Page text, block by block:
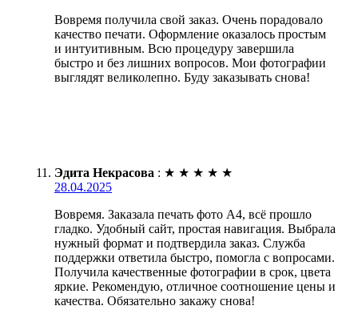
Вовремя получила свой заказ. Очень порадовало
качество печати. Оформление оказалось простым
и интуитивным. Всю процедуру завершила
быстро и без лишних вопросов. Мои фотографии
выглядят великолепно. Буду заказывать снова!
Эдита Некрасова : ★ ★ ★ ★ ★
28.04.2025
Вовремя. Заказала печать фото А4, всё прошло
гладко. Удобный сайт, простая навигация. Выбрала
нужный формат и подтвердила заказ. Служба
поддержки ответила быстро, помогла с вопросами.
Получила качественные фотографии в срок, цвета
яркие. Рекомендую, отличное соотношение цены и
качества. Обязательно закажу снова!